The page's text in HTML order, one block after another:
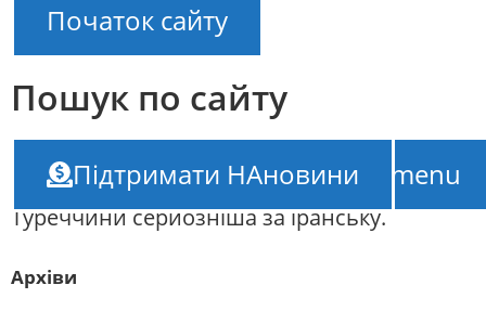
Початок сайту
Пошук по сайту
Ізраїлю вважають, що загроза з боку
Туреччини серйозніша за іранську.
Архіви
TOP-menu
Підтримати НАновини